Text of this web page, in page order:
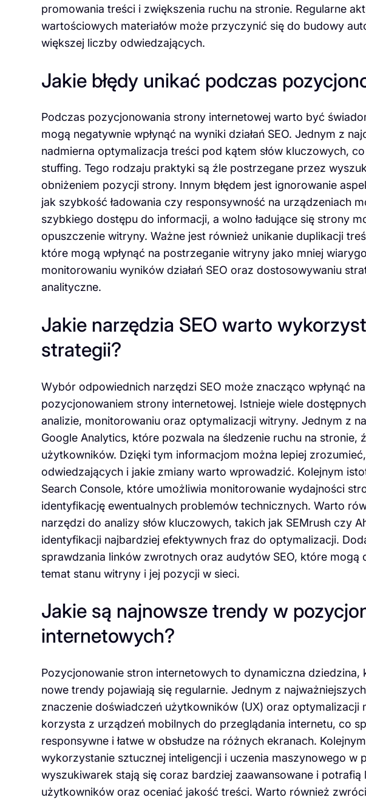
promowania treści i zwiększenia ruchu na stronie. Regularne
wartościowych materiałów może przyczynić się do budowy
większej liczby odwiedzających.
Jakie błędy unikać podczas
Podczas pozycjonowania strony internetowej warto być
mogą negatywnie wpłynąć na wyniki działań SEO. Jednym z
nadmierna optymalizacja treści pod kątem słów kluczowych,
stuffing. Tego rodzaju praktyki są źle postrzegane przez
obniżeniem pozycji strony. Innym błędem jest ignorowanie
jak szybkość ładowania czy responsywność na urządzeniach
szybkiego dostępu do informacji, a wolno ładujące się strony
opuszczenie witryny. Ważne jest również unikanie duplikacji
które mogą wpłynąć na postrzeganie witryny jako mniej
monitorowaniu wyników działań SEO oraz dostosowywaniu
analityczne.
Jakie narzędzia SEO warto
strategii?
Wybór odpowiednich narzędzi SEO może znacząco wpłynąć
pozycjonowaniem strony internetowej. Istnieje wiele
analizie, monitorowaniu oraz optymalizacji witryny. Jednym z
Google Analytics, które pozwala na śledzenie ruchu na stronie,
użytkowników. Dzięki tym informacjom można lepiej
odwiedzających i jakie zmiany warto wprowadzić. Kolejnym
Search Console, które umożliwia monitorowanie wydajności
identyfikację ewentualnych problemów technicznych. Warto
narzędzi do analizy słów kluczowych, takich jak SEMrush czy
identyfikacji najbardziej efektywnych fraz do optymalizacji.
sprawdzania linków zwrotnych oraz audytów SEO, które mogą
temat stanu witryny i jej pozycji w sieci.
Jakie są najnowsze trendy w
internetowych?
Pozycjonowanie stron internetowych to dynamiczna dziedzina,
nowe trendy pojawiają się regularnie. Jednym z
znaczenie doświadczeń użytkowników (UX) oraz optymalizacji
korzysta z urządzeń mobilnych do przeglądania internetu, co
responsywne i łatwe w obsłudze na różnych ekranach.
wykorzystanie sztucznej inteligencji i uczenia maszynowego w
wyszukiwarek stają się coraz bardziej zaawansowane i
użytkowników oraz oceniać jakość treści. Warto również